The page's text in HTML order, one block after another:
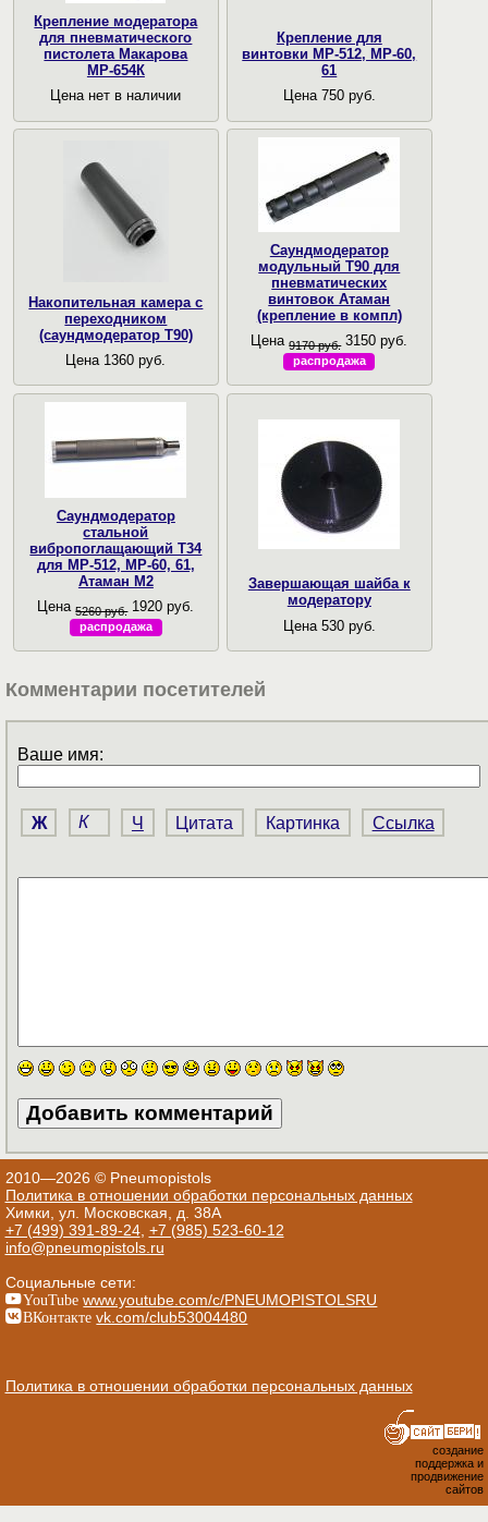
Крепление модератора
для пневматического
пистолета Макарова
МР-654К
Цена нет в наличии
Крепление для
винтовки МР-512, МР-60,
61
Цена 750 руб.
Накопительная камера с
переходником
(саундмодератор Т90)
Цена 1360 руб.
Саундмодератор
модульный T90 для
пневматических
винтовок Атаман
(крепление в компл)
Цена9170 руб. 3150 руб.
распродажа
Саундмодератор
стальной
вибропоглащающий T34
для МР-512, МР-60, 61,
Атаман М2
Цена5260 руб. 1920 руб.
распродажа
Завершающая шайба к
модератору
Цена 530 руб.
Комментарии посетителей
Ваше имя:
Ж К Ч Цитата Картинка Ссылка
2010—2026 © Pneumopistols
Политика в отношении обработки персональных данных
Химки, ул. Московская, д. 38А
+7 (499) 391-89-24, +7 (985) 523-60-12
info@pneumopistols.ru
Социальные сети:
YouTube www.youtube.com/c/PNEUMOPISTOLSRU
ВКонтакте vk.com/club53004480
Политика в отношении обработки персональных данных
создание
поддержка и
продвижение
сайтов